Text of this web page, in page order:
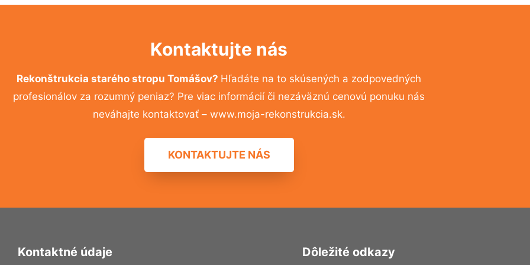
Kontaktujte nás
Rekonštrukcia starého stropu Tomášov? Hľadáte na to skúsených a zodpovedných
profesionálov za rozumný peniaz? Pre viac informácií či nezáväznú cenovú ponuku nás
neváhajte kontaktovať – www.moja-rekonstrukcia.sk.
KONTAKTUJTE NÁS
Kontaktné údaje Dôležité odkazy